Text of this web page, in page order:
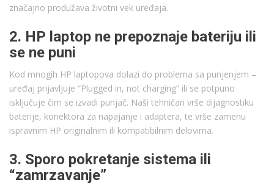
značajno produžava životni vek uređaja.
2. HP laptop ne prepoznaje bateriju ili
se ne puni
Kod mnogih HP laptopova dolazi do problema sa punjenjem –
uređaj prijavljuje “Plugged in, not charging” ili se potpuno
isključuje čim se izvadi punjač. Naši tehničari vrše dijagnostiku
baterije, konektora za napajanje i adaptera, te vrše zamenu
ispravnim HP originalnim ili kompatibilnim delovima.
3. Sporo pokretanje sistema ili
“zamrzavanje”